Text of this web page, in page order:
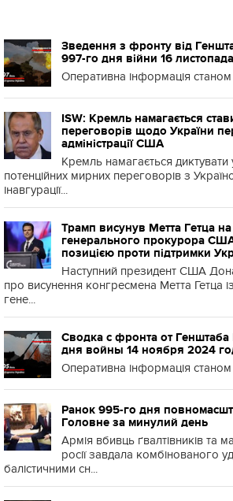
Зведення з фронту від
997-го дня війни 16
Оперативна інформація
ISW: Кремль намагається
переговорів щодо України
адміністрації США
Кремль намагається
потенційних мирних переговорів з
інавгурації...
Трамп висунув Метта Гетца
генерального прокурора
позицією проти підтримки
Наступний президент США
про висунення конгресмена Метта Гетца
гене...
Сводка с фронта от
дня войны 14 ноября 2024
Оперативна інформація
Ранок 995-го дня
Головне за минулий день
Армія вбивць ґвалтівників та
росії завдала комбінованого
балістичними сн...